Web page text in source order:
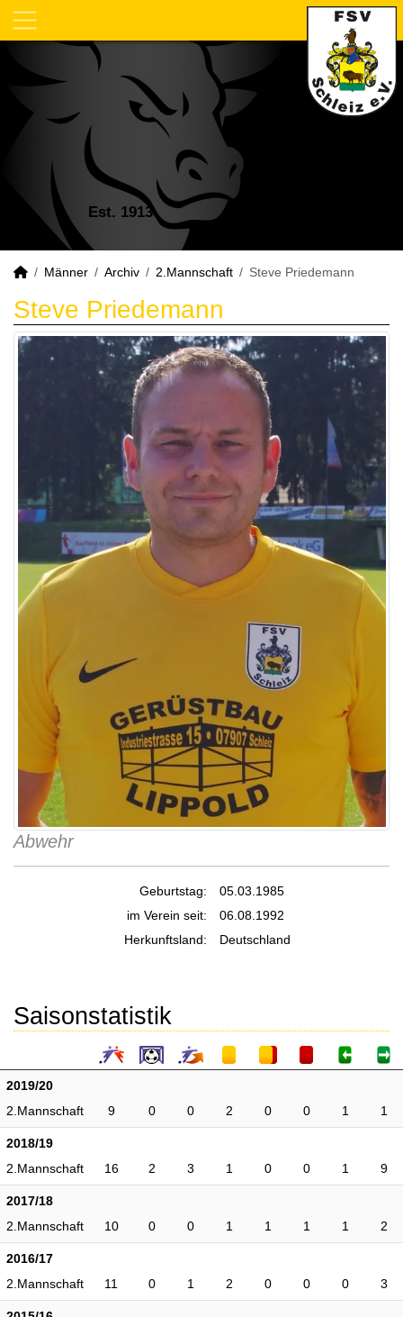
Est. 1913
Männer Archiv 2.Mannschaft Steve Priedemann
Steve Priedemann
Abwehr
Geburtstag:
05.03.1985
im Verein seit:
06.08.1992
Herkunftsland:
Deutschland
Saisonstatistik
2019/20
2.Mannschaft
9 0 0 2 0 0 1 1
2018/19
2.Mannschaft
16 2 3 1 0 0 1 9
2017/18
2.Mannschaft
10 0 0 1 1 1 1 2
2016/17
2.Mannschaft
11 0 1 2 0 0 0 3